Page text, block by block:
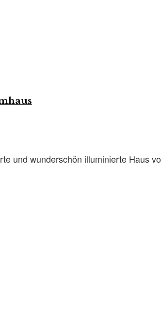
und wunderschön illuminierte Haus